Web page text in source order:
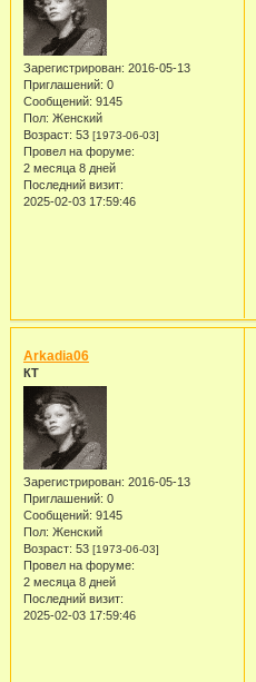
Зарегистрирован: 2016-05-13
Приглашений: 0
Сообщений: 9145
Пол: Женский
Возраст: 53 [1973-06-03]
Провел на форуме:
2 месяца 8 дней
Последний визит:
2025-02-03 17:59:46
Arkadia06
КТ
Зарегистрирован: 2016-05-13
Приглашений: 0
Сообщений: 9145
Пол: Женский
Возраст: 53 [1973-06-03]
Провел на форуме:
2 месяца 8 дней
Последний визит:
2025-02-03 17:59:46